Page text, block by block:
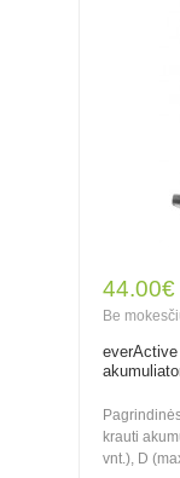
44.00€
Be
krauti
vnt.), D